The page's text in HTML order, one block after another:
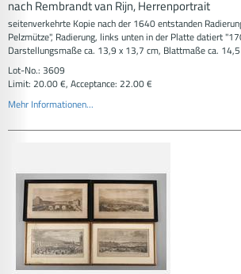
nach Rembrandt van Rijn, Herrenportrait
seitenverkehrte Kopie nach der 1640 entstanden
Pelzmütze", Radierung, links unten in der Platte datiert
Darstellungsmaße ca. 13,9 x 13,7 cm, Blattmaße ca.
Lot-No.: 3609
Limit: 20.00 €, Acceptance: 22.00 €
Mehr Informationen...